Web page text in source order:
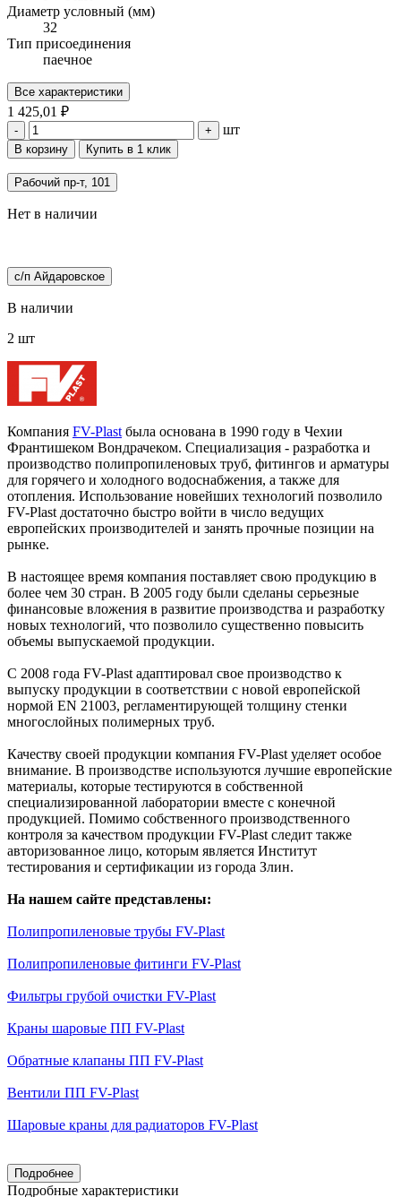
Диаметр условный (мм)
32
Тип присоединения
паечное
Все характеристики
1 425,01 ₽
- + шт
В корзину Купить в 1 клик
Рабочий пр-т, 101
Нет в наличии
с/п Айдаровское
В наличии
2 шт
Компания FV-Plast была основана в 1990 году в Чехии
Франтишеком Вондрачеком. Специализация - разработка и
производство полипропиленовых труб, фитингов и арматуры
для горячего и холодного водоснабжения, а также для
отопления. Использование новейших технологий позволило
FV-Plast достаточно быстро войти в число ведущих
европейских производителей и занять прочные позиции на
рынке.
В настоящее время компания поставляет свою продукцию в
более чем 30 стран. В 2005 году были сделаны серьезные
финансовые вложения в развитие производства и разработку
новых технологий, что позволило существенно повысить
объемы выпускаемой продукции.
С 2008 года FV-Plast адаптировал свое производство к
выпуску продукции в соответствии с новой европейской
нормой EN 21003, регламентирующей толщину стенки
многослойных полимерных труб.
Качеству своей продукции компания FV-Plast уделяет особое
внимание. В производстве используются лучшие европейские
материалы, которые тестируются в собственной
специализированной лаборатории вместе с конечной
продукцией. Помимо собственного производственного
контроля за качеством продукции FV-Plast следит также
авторизованное лицо, которым является Институт
тестирования и сертификации из города Злин.
На нашем сайте представлены:
Полипропиленовые трубы FV-Plast
Полипропиленовые фитинги FV-Plast
Фильтры грубой очистки FV-Plast
Краны шаровые ПП FV-Plast
Обратные клапаны ПП FV-Plast
Вентили ПП FV-Plast
Шаровые краны для радиаторов FV-Plast
Подробнее
Подробные характеристики